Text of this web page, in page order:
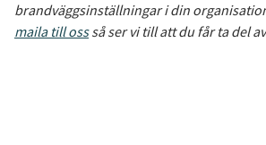
brandväggsinställningar i din
maila till ossså ser vi till att du får ta del